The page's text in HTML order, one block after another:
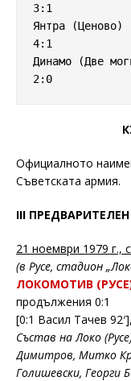
3:1
Янтра (Ценово)
4:1
Динамо (Две
2:0
Официалното
Съветската армия.
III
21 ноември 1979 г.,
(в Русе, стадион
ЛОКОМОТИВ
продължения 0:1
[0:1 Васил Тачев
Състав на Локо
Димитров, Митко
Голишевски, Георги